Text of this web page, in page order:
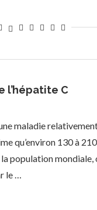
l’hépatite C
maladie
qu’environ 130 à
population mondiale,
le …